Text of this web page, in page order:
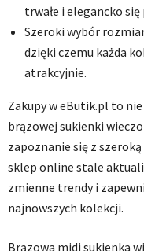
trwałe i elegancko
Szeroki wybór
dzięki czemu każda
atrakcyjnie.
Zakupy w eButik.pl to
brązowej sukienki
zapoznanie się z
sklep online stale
zmienne trendy i
najnowszych kolekcji.
Brązowa midi sukienka